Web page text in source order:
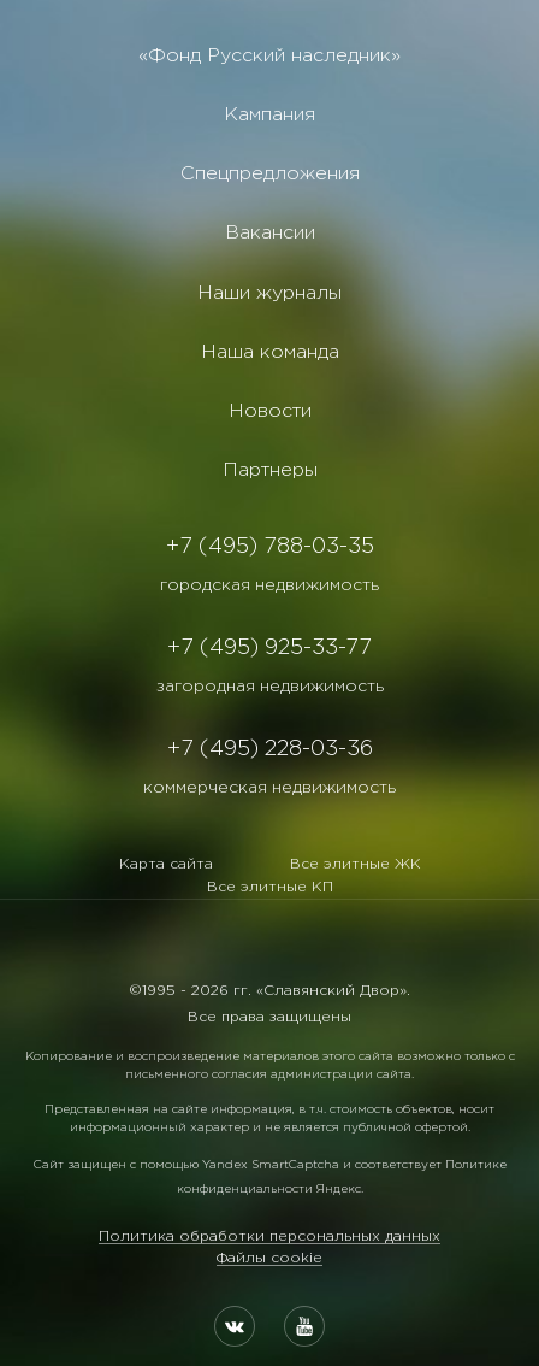
«Фонд Русский наследник»
Кампания
Спецпредложения
Вакансии
Наши журналы
Наша команда
Новости
Партнеры
+7 (495) 788-03-35
городская недвижимость
+7 (495) 925-33-77
загородная недвижимость
+7 (495) 228-03-36
коммерческая недвижимость
Карта сайта
Все элитные ЖК
Все элитные КП
©1995 - 2026 гг. «Славянский Двор».
Все права защищены
Копирование и воспроизведение материалов этого сайта возможно только с
письменного согласия администрации сайта.
Представленная на сайте информация, в т.ч. стоимость объектов, носит
информационный характер и не является публичной офертой.
Сайт защищен с помощью Yandex SmartCaptcha и соответствует Политике
конфиденциальности Яндекс.
Политика обработки персональных данных
Файлы cookie